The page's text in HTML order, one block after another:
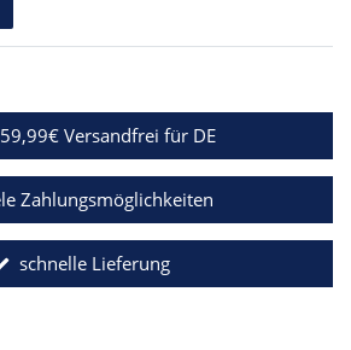
Versandfrei für DE
Zahlungsmöglichkeiten
schnelle Lieferung